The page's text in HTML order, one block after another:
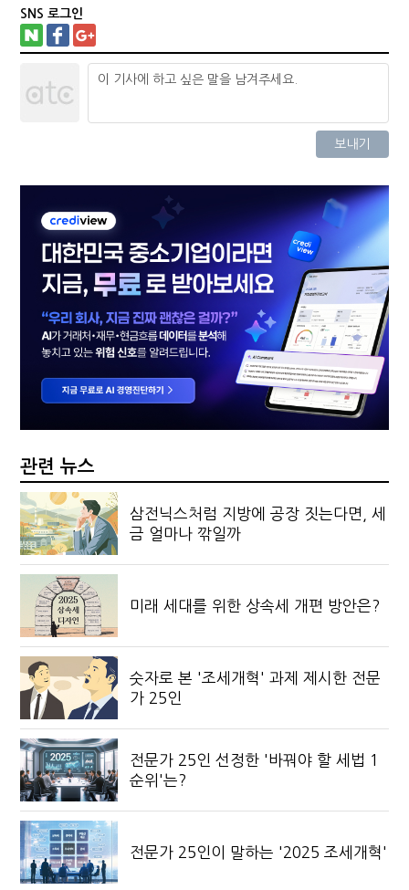
SNS 로그인
관련 뉴스
삼전닉스처럼 지방에 공장 짓는다면, 세
금 얼마나 깎일까
미래 세대를 위한 상속세 개편 방안은?
숫자로 본 '조세개혁' 과제 제시한 전문
가 25인
전문가 25인 선정한 '바꿔야 할 세법 1
순위'는?
전문가 25인이 말하는 '2025 조세개혁'